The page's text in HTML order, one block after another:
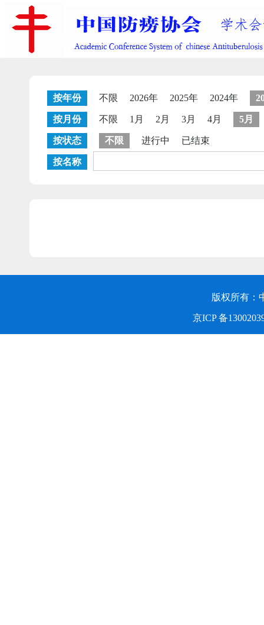
按年份 不限 2026年 2025年 2024年
按月份 不限 1月 2月 3月 4月 5月
按状态 不限 进行中 已结束
按名称
版权所有：
京ICP 备